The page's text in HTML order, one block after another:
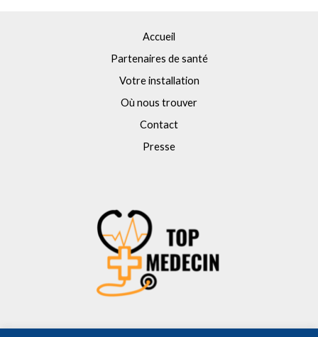
Accueil
Partenaires de santé
Votre installation
Où nous trouver
Contact
Presse